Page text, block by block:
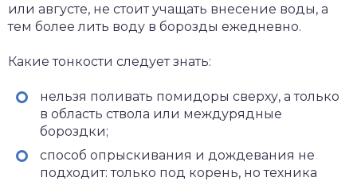
или августе, не стоит учащать внесение воды, а
тем более лить воду в борозды ежедневно.
Какие тонкости следует знать:
нельзя поливать помидоры сверху, а только
в область ствола или междурядные
бороздки;
способ опрыскивания и дождевания не
подходит: только под корень, но техника